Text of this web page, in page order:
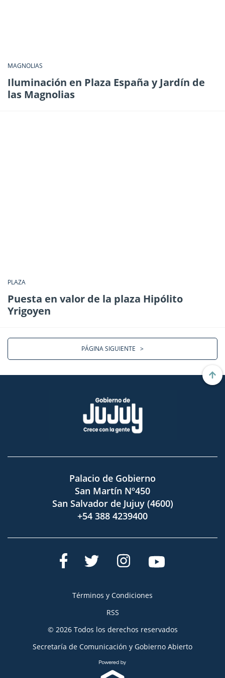
MAGNOLIAS
Iluminación en Plaza España y Jardín de
las Magnolias
PLAZA
Puesta en valor de la plaza Hipólito
Yrigoyen
PÁGINA SIGUIENTE >
Palacio de Gobierno
San Martín Nº450
San Salvador de Jujuy (4600)
+54 388 4239400
Términos y Condiciones
RSS
© 2026 Todos los derechos reservados
Secretaría de Comunicación y Gobierno Abierto